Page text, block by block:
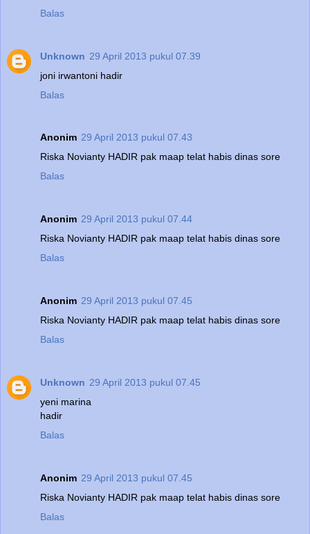
Balas
Unknown 29 April 2013 pukul 07.39
joni irwantoni hadir
Balas
Anonim 29 April 2013 pukul 07.43
Riska Novianty HADIR pak maap telat habis dinas sore
Balas
Anonim 29 April 2013 pukul 07.44
Riska Novianty HADIR pak maap telat habis dinas sore
Balas
Anonim 29 April 2013 pukul 07.45
Riska Novianty HADIR pak maap telat habis dinas sore
Balas
Unknown 29 April 2013 pukul 07.45
yeni marina
hadir
Balas
Anonim 29 April 2013 pukul 07.45
Riska Novianty HADIR pak maap telat habis dinas sore
Balas